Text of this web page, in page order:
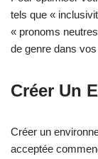
tels que «
« pronoms
de genre dans
Créer Un
Créer un
acceptée